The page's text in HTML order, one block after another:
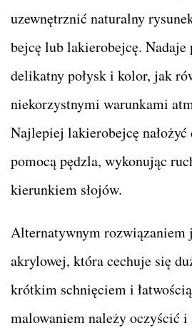
uzewnętrznić naturalny
bejcę lub lakierobejcę. Nadaje
delikatny połysk i kolor, jak
niekorzystnymi warunkami
Najlepiej lakierobejcę
pomocą pędzla, wykonując
kierunkiem słojów.
Alternatywnym rozwiązaniem
akrylowej, która cechuje się
krótkim schnięciem i
malowaniem należy oczyścić i